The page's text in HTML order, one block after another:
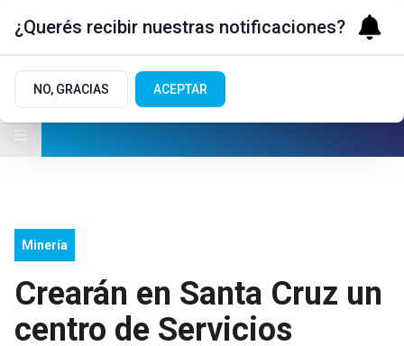
Minería
Crearán en Santa Cruz un
centro de Servicios
¿Querés recibir nuestras notificaciones?
NO, GRACIAS ACEPTAR